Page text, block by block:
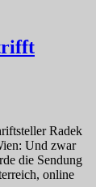
Radek
Und zwar
die Sendung
online